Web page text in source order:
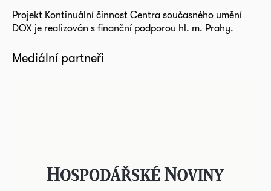
Projekt Kontinuální činnost Centra současného umění
DOX je realizován s finanční podporou hl. m. Prahy.
Mediální partneři